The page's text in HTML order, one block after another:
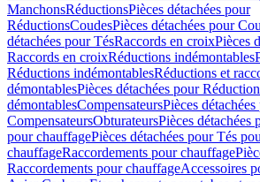
ManchonsRéductionsPièces détachées pour
RéductionsCoudesPièces détachées pour
détachées pour TésRaccords en croixPièces
Raccords en croixRéductions indémontables
Réductions indémontablesRéductions et
démontablesPièces détachées pour
démontablesCompensateursPièces
CompensateursObturateursPièces détachées
pour chauffagePièces détachées pour Tés
chauffageRaccordements pour chauffage
Raccordements pour chauffageAccessoires